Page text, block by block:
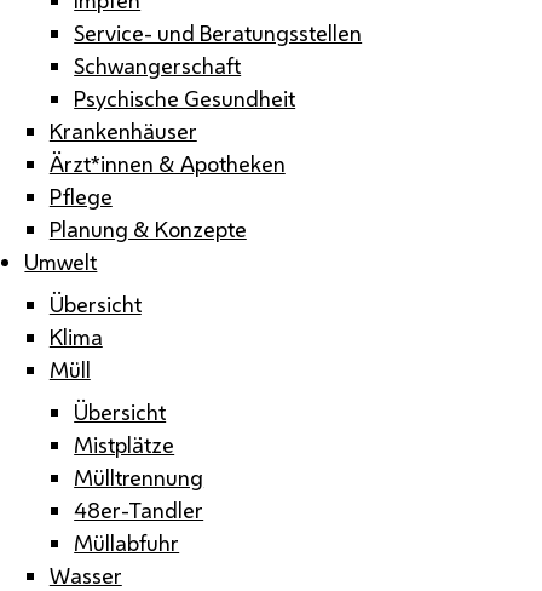
Service- und Beratungsstellen
Schwangerschaft
Psychische Gesundheit
Krankenhäuser
Ärzt*innen & Apotheken
Pflege
Planung & Konzepte
Umwelt
Übersicht
Klima
Müll
Übersicht
Mistplätze
Mülltrennung
48er-Tandler
Müllabfuhr
Wasser